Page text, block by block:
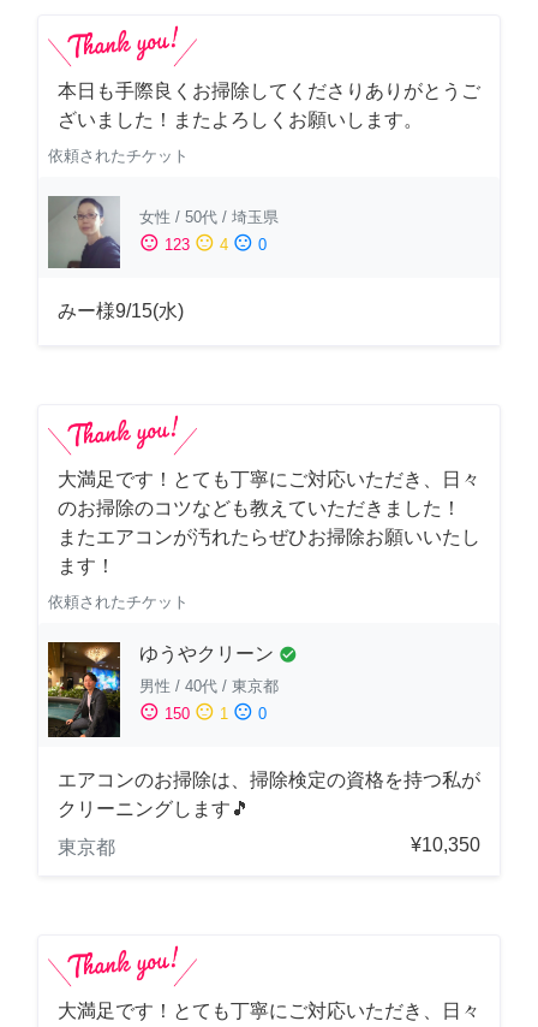
本日も手際良くお掃除してくださりありがとうご
ざいました！またよろしくお願いします。
依頼されたチケット
女性 / 50代 / 埼玉県
sentiment_satisfied 123 sentiment_neutral 4 sentiment_dissatisfied 0
みー様9/15(水)
大満足です！とても丁寧にご対応いただき、日々
のお掃除のコツなども教えていただきました！
またエアコンが汚れたらぜひお掃除お願いいたし
ます！
依頼されたチケット
ゆうやクリーン check_circle
男性 / 40代 / 東京都
sentiment_satisfied 150 sentiment_neutral 1 sentiment_dissatisfied 0
エアコンのお掃除は、掃除検定の資格を持つ私が
クリーニングします🎵
東京都
¥10,350
大満足です！とても丁寧にご対応いただき、日々